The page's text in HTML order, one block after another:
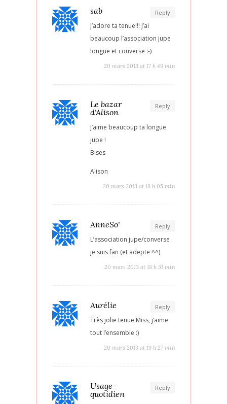
Reply
sab
J’adore ta tenue!!! J’ai
beaucoup l’association jupe
longue et converse :-)
20 mars 2013 at 17 h 49 min
Reply
Le bazar
d'Alison
J’aime beaucoup ta longue
jupe !
Bises
Alison
20 mars 2013 at 18 h 05 min
Reply
AnneSo'
L’association jupe/converse
je suis fan (et adepte ^^)
20 mars 2013 at 18 h 51 min
Reply
Aurélie
Très jolie tenue Miss, j’aime
tout l’ensemble :)
20 mars 2013 at 19 h 27 min
Reply
Usage-
quotidien